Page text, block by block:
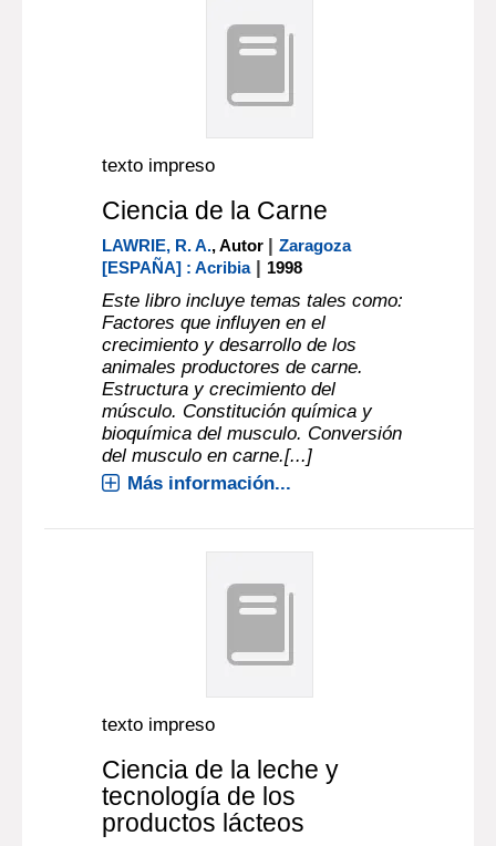
texto impreso
Ciencia de la Carne
LAWRIE, R. A., Autor |Zaragoza
[ESPAÑA] : Acribia| 1998
Este libro incluye temas tales como:
Factores que influyen en el
crecimiento y desarrollo de los
animales productores de carne.
Estructura y crecimiento del
músculo. Constitución química y
bioquímica del musculo. Conversión
del musculo en carne.[...]
Más información...
texto impreso
Ciencia de la leche y
tecnología de los
productos lácteos